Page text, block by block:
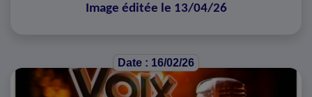
Image éditée le 13/04/26
Date : 16/02/26